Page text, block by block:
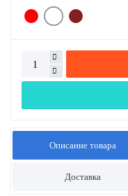
Описание товара
Доставка